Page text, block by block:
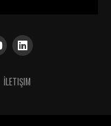
İLETIŞIM